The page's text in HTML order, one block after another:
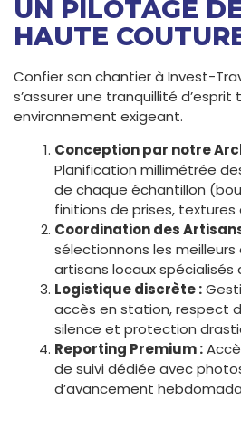
UN PILOTAGE
HAUTE
Confier son chantier à Invest-
s’assurer une tranquillité
environnement exigeant.
Conception par notre
Planification millimétrée
de chaque échantillon
finitions de prises, textures
Coordination des
sélectionnons les meilleurs
artisans locaux spécialisés
Logistique discrète :
accès en station, respect
silence et protection
Reporting Premium :
de suivi dédiée avec
d’avancement